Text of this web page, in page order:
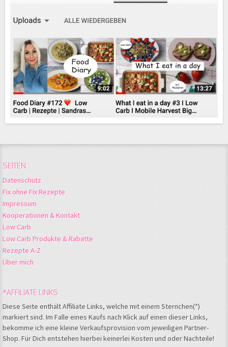
SEITEN
Datenschutz
Fix ohne Fix Rezepte
Impressum
Kooperationen & Kontakt
Low Carb
Low Carb Produkte & Rabatte
Rezepte A-Z
Über mich
*AFFILIATE LINKS
Diese Seite enthält Affiliate Links, welche mit einem Sternchen(*)
markiert sind. Im Falle eines Kaufs nach Klick auf einen dieser Links,
bekomme ich eine kleine Verkaufsprovision vom jeweiligen Partner-
Shop. Für Dich entstehen hierbei keinerlei Kosten und oder Nachteile!